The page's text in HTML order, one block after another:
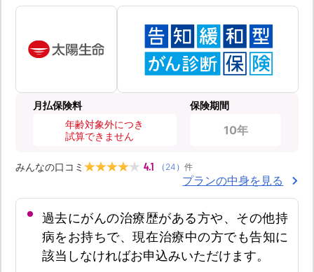
月払保険料
年齢対象外につき
試算できません
保険期間
10年
みんなの口コミ 4.1 （ 24 ） 件
プランの中身を見る
過去にがんの治療歴がある方や、その他持
病をお持ちで、現在治療中の方でも告知に
該当しなければお申込みいただけます。